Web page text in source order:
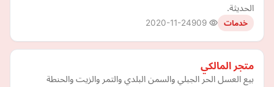
الحديثة.
خدمات 2020-11-24
متجر المالكي
بيع العسل الحر الجبلي والسمن البلدي والتمر والزيت والحنطة